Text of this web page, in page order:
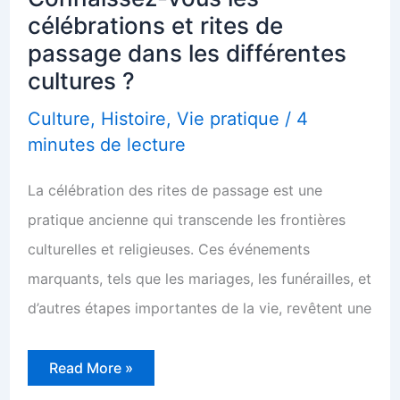
célébrations et rites de
passage dans les différentes
cultures ?
Culture, Histoire, Vie pratique / 4
minutes de lecture
La célébration des rites de passage est une
pratique ancienne qui transcende les frontières
culturelles et religieuses. Ces événements
marquants, tels que les mariages, les funérailles, et
d’autres étapes importantes de la vie, revêtent une
Connaissez-
Read More »